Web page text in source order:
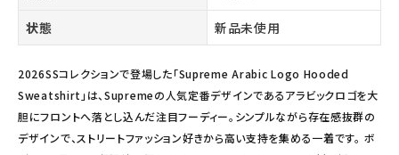
状態
新品未使用
2026SSコレクションで登場した「Supreme Arabic Logo Hooded
Sweatshirt」は、Supremeの人気定番デザインであるアラビックロゴを大
胆にフロントへ落とし込んだ注目フーディー。シンプルながら存在感抜群の
デザインで、ストリートファッション好きから高い支持を集める一着です。 ボ